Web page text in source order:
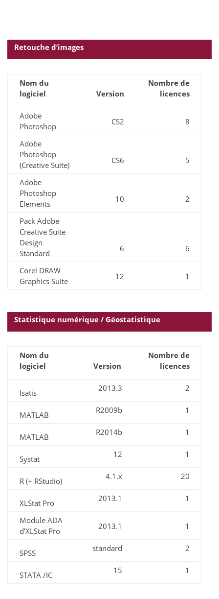
Retouche d’images
Nom du
logiciel
Version
Nombre de
licences
Adobe
Photoshop
CS2 8
Adobe
Photoshop
(Creative Suite)
CS6 5
Adobe
Photoshop
Elements
10 2
Pack Adobe
Creative Suite
Design
Standard
6 6
Corel DRAW
Graphics Suite
12 1
Statistique numérique / Géostatistique
Nom du
logiciel
Version
Nombre de
licences
Isatis 2013.3 2
MATLAB R2009b 1
MATLAB R2014b 1
Systat 12 1
R (+ RStudio) 4.1.x 20
XLStat Pro 2013.1 1
Module ADA
d’XLStat Pro
2013.1 1
SPSS standard 2
STATA /IC 15 1